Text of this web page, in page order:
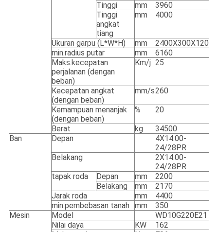
Tinggi
mm
3960
Tinggi
angkat
tiang
mm 4000
Ukuran garpu (L*W*H) mm
2400X300X120
min.radius putar
mm
6160
Maks.kecepatan
perjalanan (dengan
beban)
Km/j 25
Kecepatan angkat
(dengan beban)
mm/s260
Kemampuan menanjak
(dengan beban)
% 20
Berat kg
34500
Ban
Depan
4X14.00-
24/28PR
Belakang
2X14.00-
24/28PR
tapak roda
Depan mm
2200
Belakang
mm
2170
Jarak roda
mm
4400
min.pembebasan tanah
mm
350
Mesin
Model
WD10G220E21
Nilai daya
KW
162